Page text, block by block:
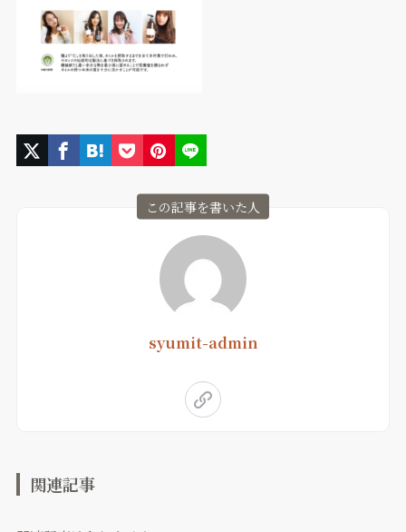
この記事を書いた人
syumit-admin
関連記事